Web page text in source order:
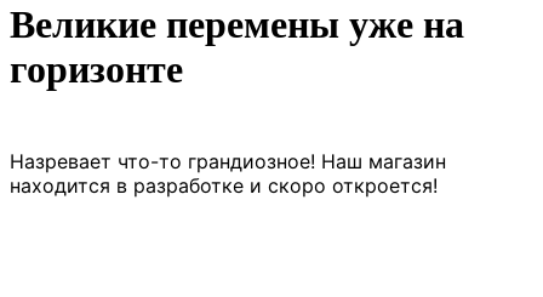
Великие перемены уже на
горизонте
Назревает что-то грандиозное! Наш магазин
находится в разработке и скоро откроется!